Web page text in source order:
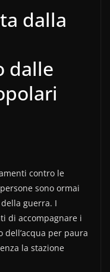
dalla
dalle
contro le
sono ormai
guerra. I
di accompagnare i
per paura
la stazione